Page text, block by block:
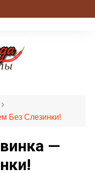
Без Слезинки!
—